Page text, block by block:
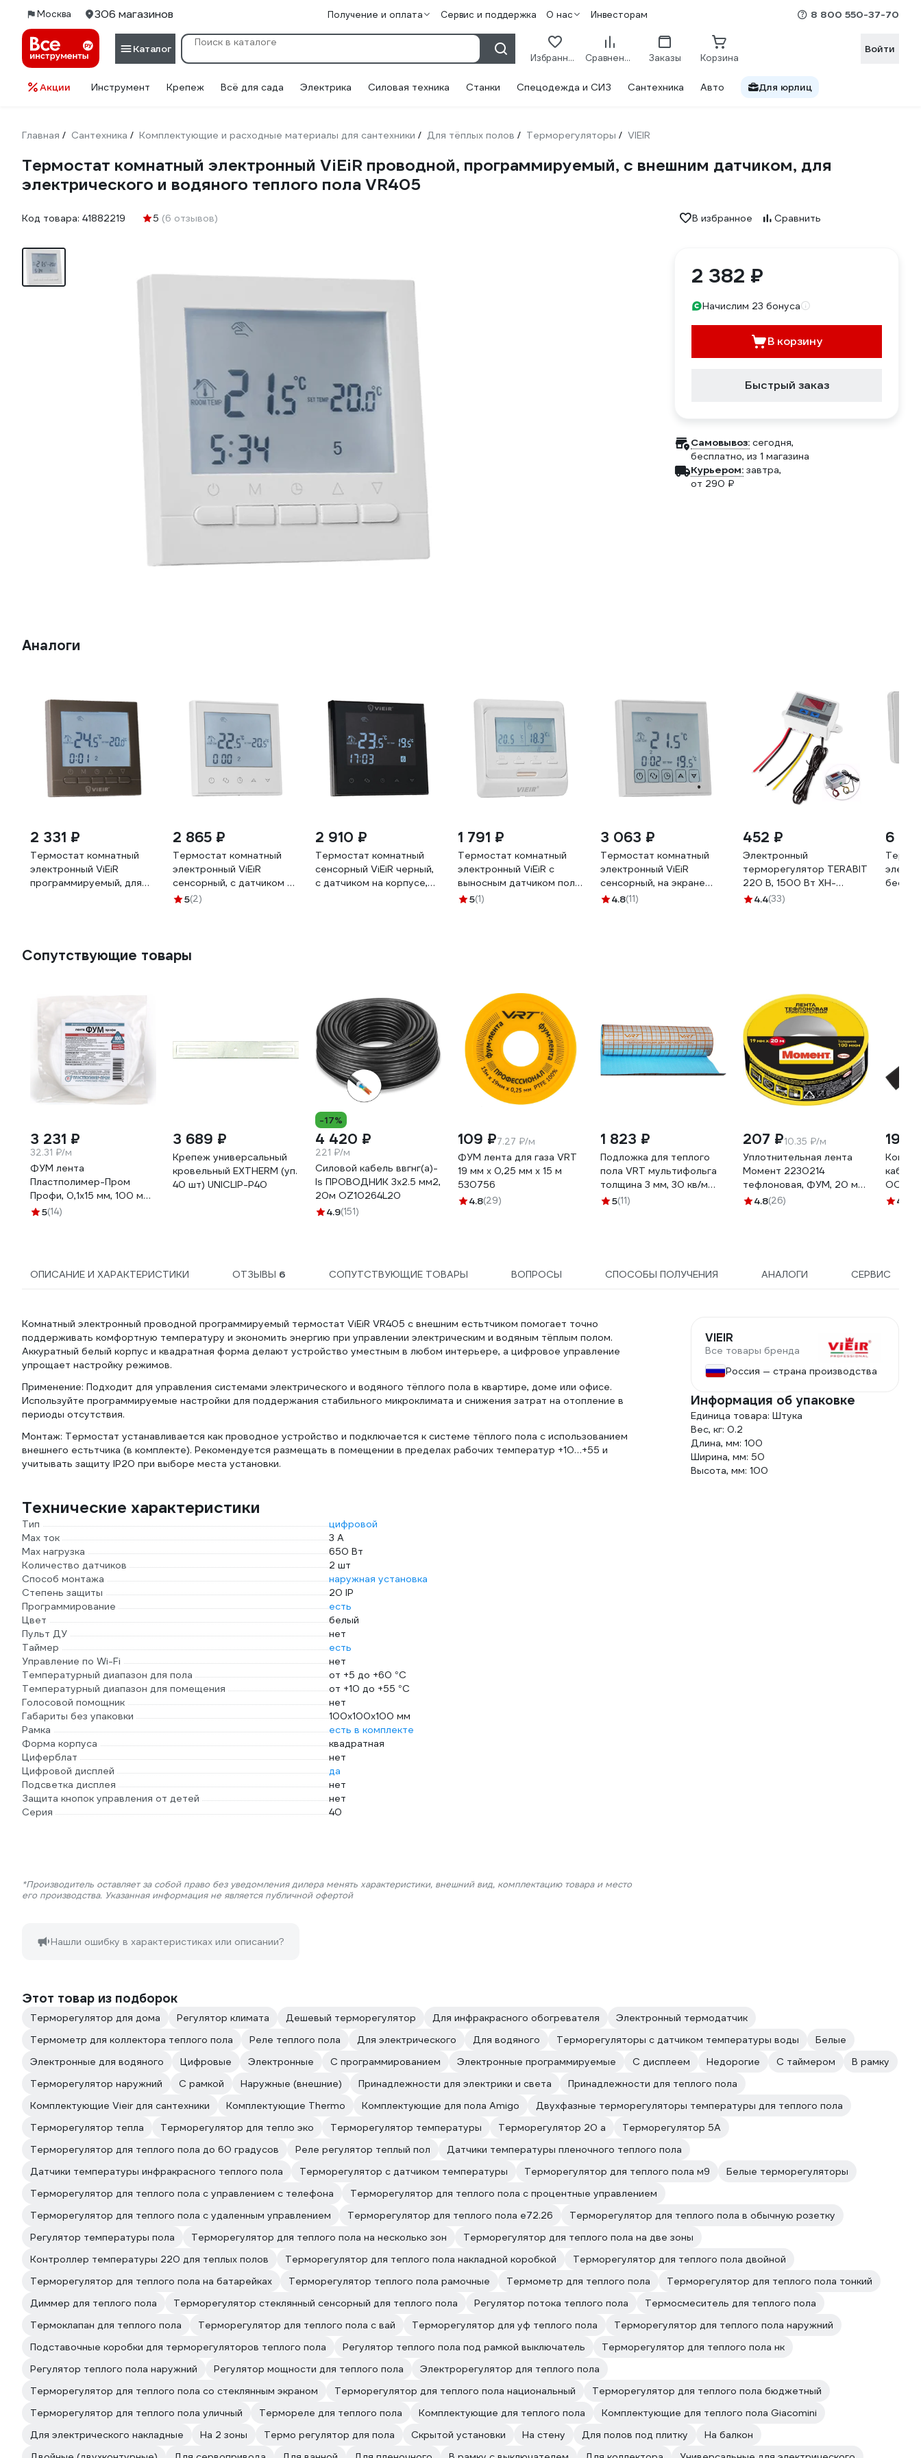
Москва 306 магазинов Получение и оплата Сервис и поддержка О нас Инвесторам 8 800 550-37-70
Каталог
Избранное Сравнение Заказы Корзина
Войти
Акции Инструмент Крепеж Всё для сада Электрика Силовая техника Станки Спецодежда и СИЗ Сантехника Авто Для юрлиц
Главная / Сантехника / Комплектующие и расходные материалы для сантехники / Для тёплых полов / Терморегуляторы / VIEIR
Термостат комнатный электронный ViEiR проводной, программируемый, с внешним датчиком, для
электрического и водяного теплого пола VR405
Код товара: 41882219 5 (6 отзывов) В избранное Сравнить
2 382 ₽
Начислим 23 бонуса
В корзину
Быстрый заказ
Самовывоз: сегодня,
бесплатно, из 1 магазина
Курьером: завтра,
от 290 ₽
Аналоги
2 331 ₽
Термостат комнатный
электронный ViEiR
программируемый, для
2 865 ₽
Термостат комнатный
электронный ViEiR
сенсорный, с датчиком на
корпусе,
5(2)
2 910 ₽
Термостат комнатный
сенсорный ViEiR черный,
с датчиком на корпусе,
1 791 ₽
Термостат комнатный
электронный ViEiR с
выносным датчиком пола,
для водяного и
5(1)
3 063 ₽
Термостат комнатный
электронный ViEiR
сенсорный, на экране
программируемый, для
4.8(11)
452 ₽
Электронный
терморегулятор TERABIT
220 В, 1500 Вт XH-
W3001
4.4(33)
6
Сопутствующие товары
3 231 ₽
32.31 ₽/м
ФУМ лента
Пластполимер-Пром
Профи, 0,1х15 мм, 100 м
ЗВ-00001594
5(14)
3 689 ₽
Крепеж универсальный
кровельный EXTHERM (уп.
40 шт) UNICLIP-P40
-17%
4 420 ₽
221 ₽/м
Силовой кабель ввгнг(a)-
ls ПРОВОДНИК 3x2.5 мм2,
20м OZ10264L20
4.9(151)
109 ₽7.27 ₽/м
ФУМ лента для газа VRT
19 мм х 0,25 мм х 15 м
530756
4.8(29)
1 823 ₽
Подложка для теплого
пола VRT мультифольга
толщина 3 мм, 30 кв/м
536199
5(11)
207 ₽10.35 ₽/м
Уплотнительная лента
Момент 2230214
тефлоновая, ФУМ, 20 м
3049500
4.8(26)
195
ООО
4.2
ОПИСАНИЕ И ХАРАКТЕРИСТИКИ ОТЗЫВЫ 6 СОПУТСТВУЮЩИЕ ТОВАРЫ ВОПРОСЫ СПОСОБЫ ПОЛУЧЕНИЯ АНАЛОГИ СЕРВИС
Комнатный электронный проводной программируемый термостат ViEiR VR405 с внешним естьтчиком помогает точно
поддерживать комфортную температуру и экономить энергию при управлении электрическим и водяным тёплым полом.
Аккуратный белый корпус и квадратная форма делают устройство уместным в любом интерьере, а цифровое управление
упрощает настройку режимов.
Применение: Подходит для управления системами электрического и водяного тёплого пола в квартире, доме или офисе.
Используйте программируемые настройки для поддержания стабильного микроклимата и снижения затрат на отопление в
периоды отсутствия.
Монтаж: Термостат устанавливается как проводное устройство и подключается к системе тёплого пола с использованием
внешнего естьтчика (в комплекте). Рекомендуется размещать в помещении в пределах рабочих температур +10…+55 и
учитывать защиту IP20 при выборе места установки.
Технические характеристики
Тип
цифровой
Max ток
3 А
Max нагрузка
650 Вт
Количество датчиков
2 шт
Способ монтажа
наружная установка
Степень защиты
20 IP
Программирование
есть
Цвет
белый
Пульт ДУ
нет
Таймер
есть
Управление по Wi-Fi
нет
Температурный диапазон для пола
от +5 до +60 °С
Температурный диапазон для помещения
от +10 до +55 °С
Голосовой помощник
нет
Габариты без упаковки
100x100x100 мм
Рамка
есть в комплекте
Форма корпуса
квадратная
Циферблат
нет
Цифровой дисплей
да
Подсветка дисплея
нет
Защита кнопок управления от детей
нет
Серия
40
*Производитель оставляет за собой право без уведомления дилера менять характеристики, внешний вид, комплектацию товара и место
его производства. Указанная информация не является публичной офертой
Нашли ошибку в характеристиках или описании?
VIEIR
Все товары бренда
Россия — страна производства
Информация об упаковке
Единица товара: Штука
Вес, кг: 0.2
Длина, мм: 100
Ширина, мм: 50
Высота, мм: 100
Этот товар из подборок
Терморегулятор для дома Регулятор климата Дешевый терморегулятор Для инфракрасного обогревателя
Электронный термодатчик
Термометр для коллектора теплого пола
Реле теплого пола Для электрического Для водяного Терморегуляторы с датчиком температуры воды
Белые
Электронные для водяного
Цифровые Электронные С программированием Электронные программируемые С дисплеем Недорогие С таймером
В рамку
Терморегулятор наружний
С рамкой Наружные (внешние) Принадлежности для электрики и света
Принадлежности для теплого пола
Комплектующие Vieir для сантехники
Комплектующие Thermo Комплектующие для пола Amigo
Двухфазные терморегуляторы температуры для теплого пола
Терморегулятор тепла
Терморегулятор для тепло эко Терморегулятор температуры Терморегулятор 20 а
Терморегулятор 5А
Терморегулятор для теплого пола до 60 градусов
Реле регулятор теплый пол
Датчики температуры пленочного теплого пола
Датчики температуры инфракрасного теплого пола
Терморегулятор с датчиком температуры Терморегулятор для теплого пола м9
Белые терморегуляторы
Терморегулятор для теплого пола с управлением с телефона
Терморегулятор для теплого пола с процентные управлением
Терморегулятор для теплого пола с удаленным управлением
Терморегулятор для теплого пола е72.26
Терморегулятор для теплого пола в обычную розетку
Регулятор температуры пола
Терморегулятор для теплого пола на несколько зон
Терморегулятор для теплого пола на две зоны
Контроллер температуры 220 для теплых полов
Терморегулятор для теплого пола накладной коробкой
Терморегулятор для теплого пола двойной
Терморегулятор для теплого пола на батарейках
Терморегулятор теплого пола рамочные Термометр для теплого пола
Терморегулятор для теплого пола тонкий
Диммер для теплого пола
Терморегулятор стеклянный сенсорный для теплого пола Регулятор потока теплого пола
Термосмеситель для теплого пола
Термоклапан для теплого пола
Терморегулятор для теплого пола с вай Терморегулятор для уф теплого пола
Терморегулятор для теплого пола наружний
Подставочные коробки для терморегуляторов теплого пола
Регулятор теплого пола под рамкой выключатель
Терморегулятор для теплого пола нк
Регулятор теплого пола наружний
Регулятор мощности для теплого пола
Электрорегулятор для теплого пола
Терморегулятор для теплого пола со стеклянным экраном
Терморегулятор для теплого пола национальный
Терморегулятор для теплого пола бюджетный
Терморегулятор для теплого пола уличный
Термореле для теплого пола Комплектующие для теплого пола
Комплектующие для теплого пола Giacomini
Для электрического накладные
На 2 зоны Термо регулятор для пола Скрытой установки На стену Для полов под плитку
На балкон